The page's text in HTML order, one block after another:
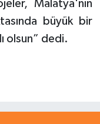
Malatya'nın
büyük bir
olsun” dedi.